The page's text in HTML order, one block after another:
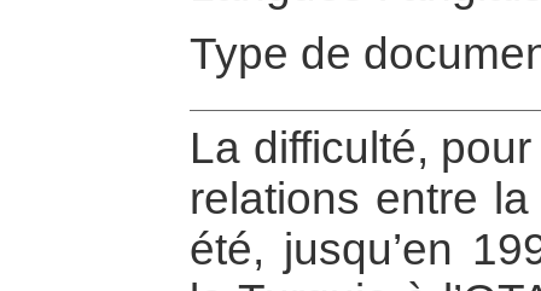
Type de
La difficulté,
relations entre
été, jusqu’en